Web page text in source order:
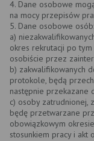
4. Dane osobowe
na mocy przepisów
5. Dane osobowe osób:
a)
okres rekrutacji po
osobiście przez
b) zakwalifikowanych
protokole, będą
następnie przekazane
c) osoby zatrudnionej,
będę przetwarzane
obowiązkowym
stosunkiem pracy i akt